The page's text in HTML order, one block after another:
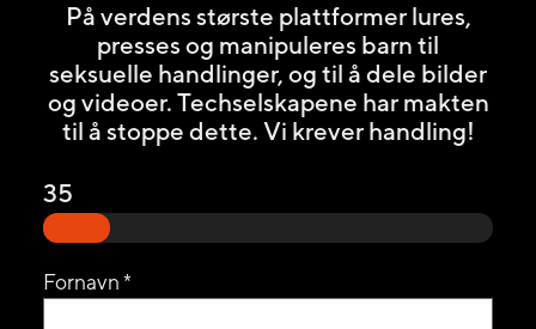
På verdens største plattformer lures,
presses og manipuleres barn til
seksuelle handlinger, og til å dele bilder
og videoer. Techselskapene har makten
til å stoppe dette. Vi krever handling!
35
Fornavn *